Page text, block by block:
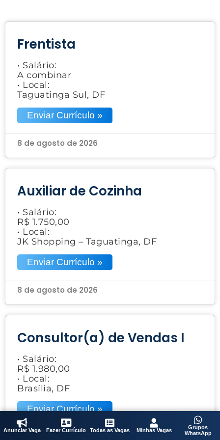
Frentista
• Salário:
A combinar
• Local:
Taguatinga Sul, DF
Enviar Currículo »
8 de agosto de 2026
Auxiliar de Cozinha
• Salário:
R$ 1.750,00
• Local:
JK Shopping – Taguatinga, DF
Enviar Currículo »
8 de agosto de 2026
Consultor(a) de Vendas I
• Salário:
R$ 1.980,00
• Local:
Brasília, DF
Enviar Currículo »
8 de agosto de 2026
Anunciar Vaga Fazer Currículo Todas as Vagas Minhas Vagas
Grupos
WhatsApp